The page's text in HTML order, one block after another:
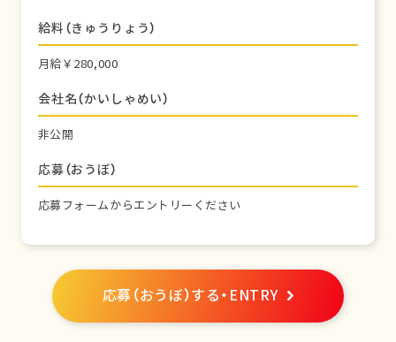
給料（きゅうりょう）
月給￥280,000
会社名（かいしゃめい）
非公開
応募（おうぼ）
応募フォームからエントリーください
応募（おうぼ）する・ENTRY